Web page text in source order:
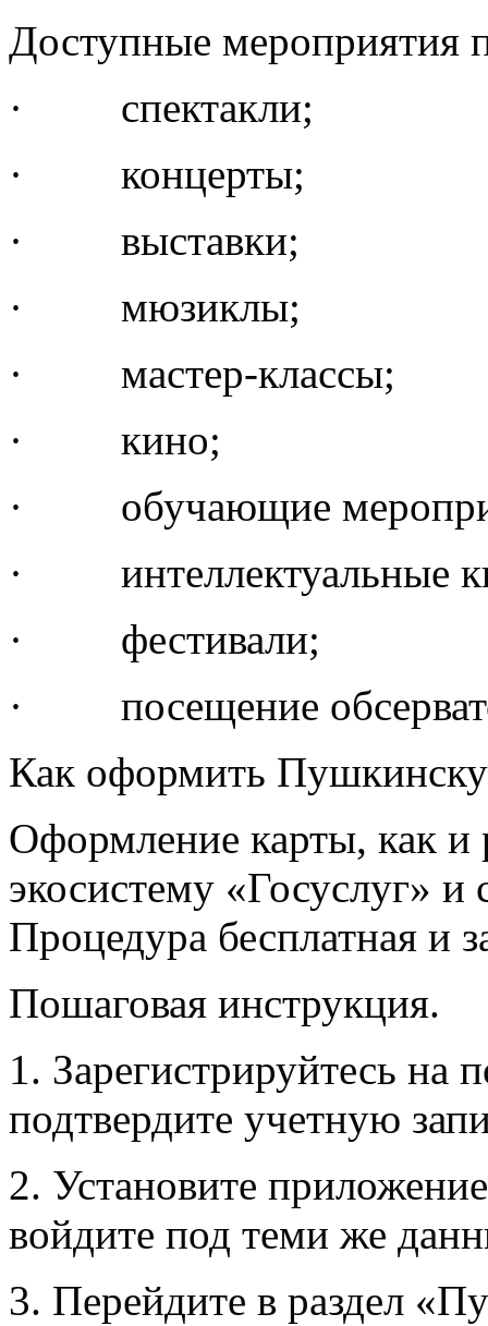
Доступные мероприятия
· спектакли;
· концерты;
· выставки;
· мюзиклы;
· мастер-классы;
· кино;
· обучающие
· интеллектуальные
· фестивали;
· посещение
Как оформить
Оформление карты, как и
экосистему «Госуслуг» и
Процедура бесплатная и
Пошаговая инструкция.
1. Зарегистрируйтесь на
подтвердите учетную
2. Установите
войдите под теми же
3. Перейдите в раздел